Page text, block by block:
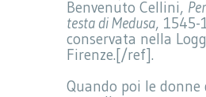
Benvenuto Cellini,
testa di Medusa, 1545-
conservata nella
Firenze.[/ref].
Quando poi le donne